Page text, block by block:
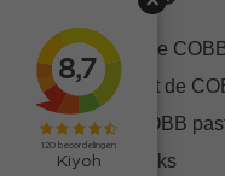
Wat kan de
Hoe werkt de
Welke COBB
Tips & tricks